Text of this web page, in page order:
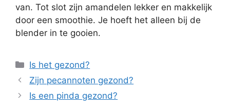
van. Tot slot zijn amandelen lekker en makkelijk
door een smoothie. Je hoeft het alleen bij de
blender in te gooien.
Categorieën
Is het gezond?
Zijn pecannoten gezond?
Is een pinda gezond?